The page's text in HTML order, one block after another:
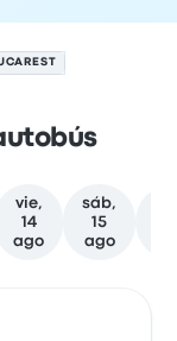
vie,
14
ago
sáb,
15
ago